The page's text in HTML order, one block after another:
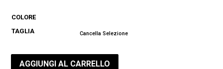
€ 179.
COLORE
TAGLIA
Cancella Selezione
AGGIUNGI AL CARRELLO